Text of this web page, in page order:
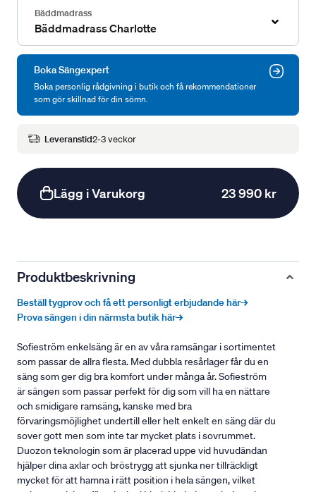
Bäddmadrass
Bäddmadrass Charlotte
Boka Sängexpert
Boka personlig rådgivning i butik och få rekommendationer
som gör skillnad för din sömn.
Leveranstid2-3 veckor
Lägg i Varukorg 23 990 kr
Produktbeskrivning
Beställ tygprov och få ett personligt erbjudande här→
Prova sängen i din närmsta butik här→
Sofieström enkelsäng är en av våra ramsängar i sortimentet
som passar de allra flesta. Med dubbla resårlager får du en
säng som ger dig bra komfort under många år. Sofieström
är sängen som passar perfekt för dig som vill ha en nättare
och smidigare ramsäng, kanske med bra
förvaringsmöjlighet undertill eller helt enkelt en säng där du
sover gott men som inte tar mycket plats i sovrummet.
Duozon teknologin som är placerad uppe vid huvudändan
hjälper dina axlar och bröstrygg att sjunka ner tillräckligt
mycket för att hamna i rätt position i hela sängen, vilket